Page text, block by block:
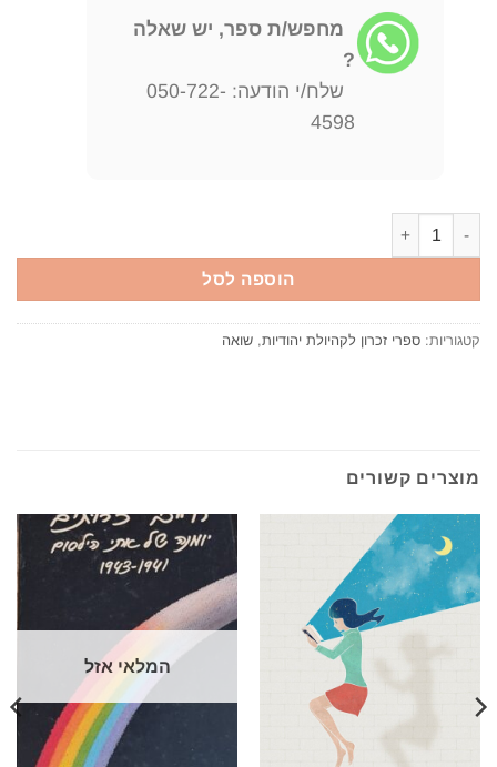
מחפש/ת ספר, יש שאלה
?
שלח/י הודעה: 050-722-
4598
הוספה לסל
קטגוריות: ספרי זכרון לקהיולת יהודיות, שואה
מוצרים קשורים
המלאי אזל